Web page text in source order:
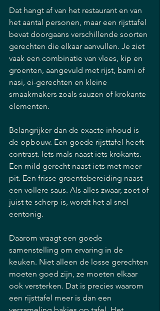
Dat hangt af van het restaurant en van
het aantal personen, maar een rijsttafel
bevat doorgaans verschillende soorten
gerechten die elkaar aanvullen. Je ziet
vaak een combinatie van vlees, kip en
groenten, aangevuld met rijst, bami of
nasi, ei-gerechten en kleine
smaakmakers zoals sauzen of krokante
elementen.
Belangrijker dan de exacte inhoud is
de opbouw. Een goede rijsttafel heeft
contrast. Iets mals naast iets krokants.
Een mild gerecht naast iets met meer
pit. Een frisse groentebereiding naast
een vollere saus. Als alles zwaar, zoet of
juist te scherp is, wordt het al snel
eentonig.
Daarom vraagt een goede
samenstelling om ervaring in de
keuken. Niet alleen de losse gerechten
moeten goed zijn, ze moeten elkaar
ook versterken. Dat is precies waarom
een rijsttafel meer is dan een